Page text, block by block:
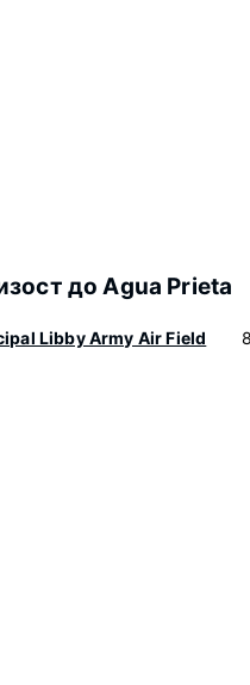
до Agua Prieta
Libby Army Air Field